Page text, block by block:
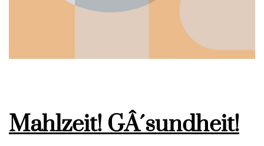
Mahlzeit! GÂ´sundheit!